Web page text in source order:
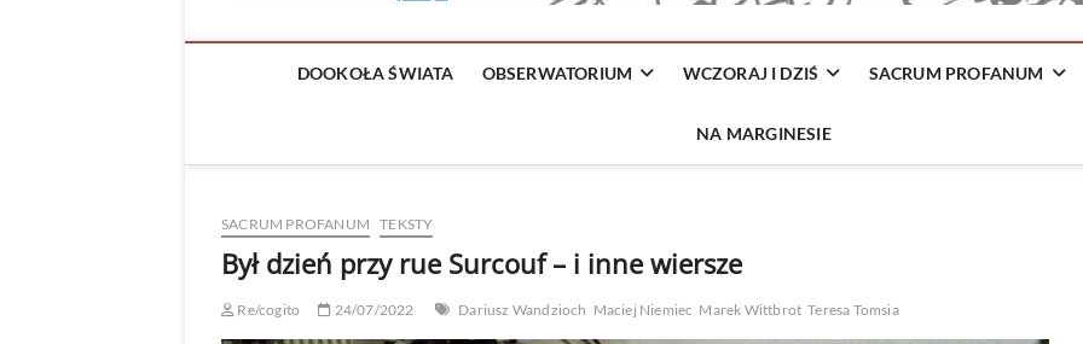
DOOKOŁA ŚWIATA OBSERWATORIUM WCZORAJ I DZIŚ SACRUM PROFANUM
NA MARGINESIE
SACRUM PROFANUM TEKSTY
Był dzień przy rue Surcouf – i inne wiersze
Re/cogito 24/07/2022 Dariusz Wandzioch Maciej Niemiec Marek Wittbrot Teresa Tomsia